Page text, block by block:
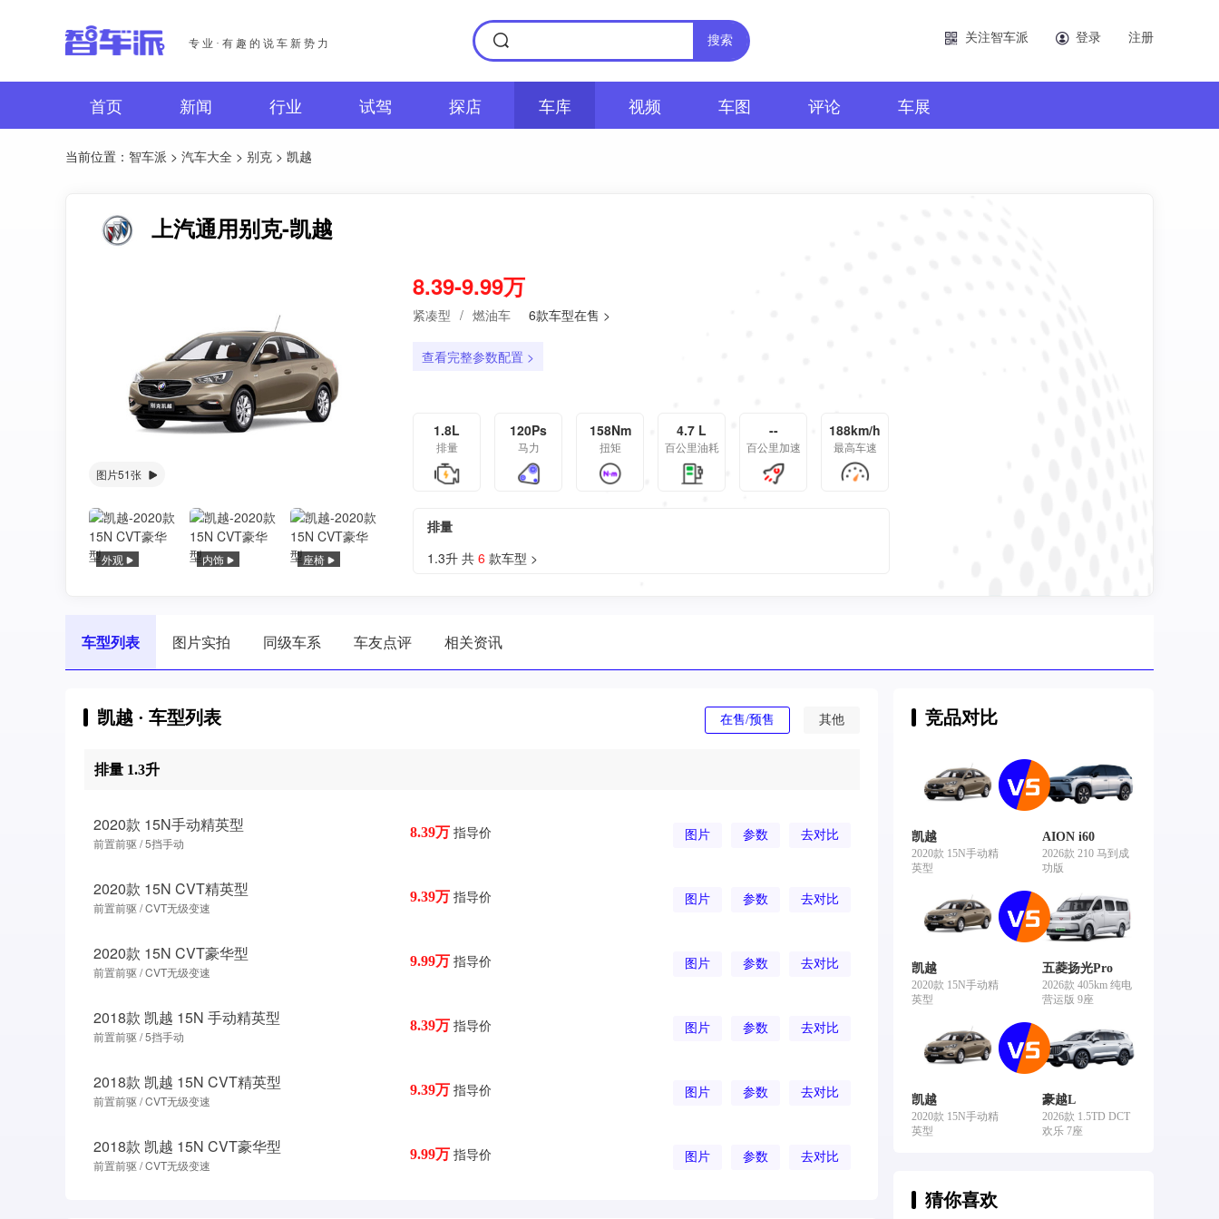
专业·有趣的说车新势力 搜索 关注智车派 登录 注册
首页 新闻 行业 试驾 探店 车库 视频 车图 评论 车展
当前位置： 智车派 > 汽车大全 > 别克 > 凯越
上汽通用别克-凯越
图片51张
外观 内饰 座椅
8.39-9.99万
紧凑型 / 燃油车 6款车型在售 >
查看完整参数配置 >
1.8L
排量
120Ps
马力
158Nm
扭矩
4.7 L
百公里油耗
--
百公里加速
188km/h
最高车速
排量
1.3升 共 6 款车型 >
车型列表 图片实拍 同级车系 车友点评 相关资讯
凯越 · 车型列表 在售/预售 其他
排量 1.3升
2020款 15N手动精英型
前置前驱 / 5挡手动
8.39万 指导价 图片 参数 去对比
2020款 15N CVT精英型
前置前驱 / CVT无级变速
9.39万 指导价 图片 参数 去对比
2020款 15N CVT豪华型
前置前驱 / CVT无级变速
9.99万 指导价 图片 参数 去对比
2018款 凯越 15N 手动精英型
前置前驱 / 5挡手动
8.39万 指导价 图片 参数 去对比
2018款 凯越 15N CVT精英型
前置前驱 / CVT无级变速
9.39万 指导价 图片 参数 去对比
2018款 凯越 15N CVT豪华型
前置前驱 / CVT无级变速
9.99万 指导价 图片 参数 去对比
竞品对比
凯越
2020款 15N手动精
英型
AION i60
2026款 210 马到成
功版
凯越
2020款 15N手动精
英型
五菱扬光Pro
2026款 405km 纯电
营运版 9座
凯越
2020款 15N手动精
英型
豪越L
2026款 1.5TD DCT
欢乐 7座
猜你喜欢